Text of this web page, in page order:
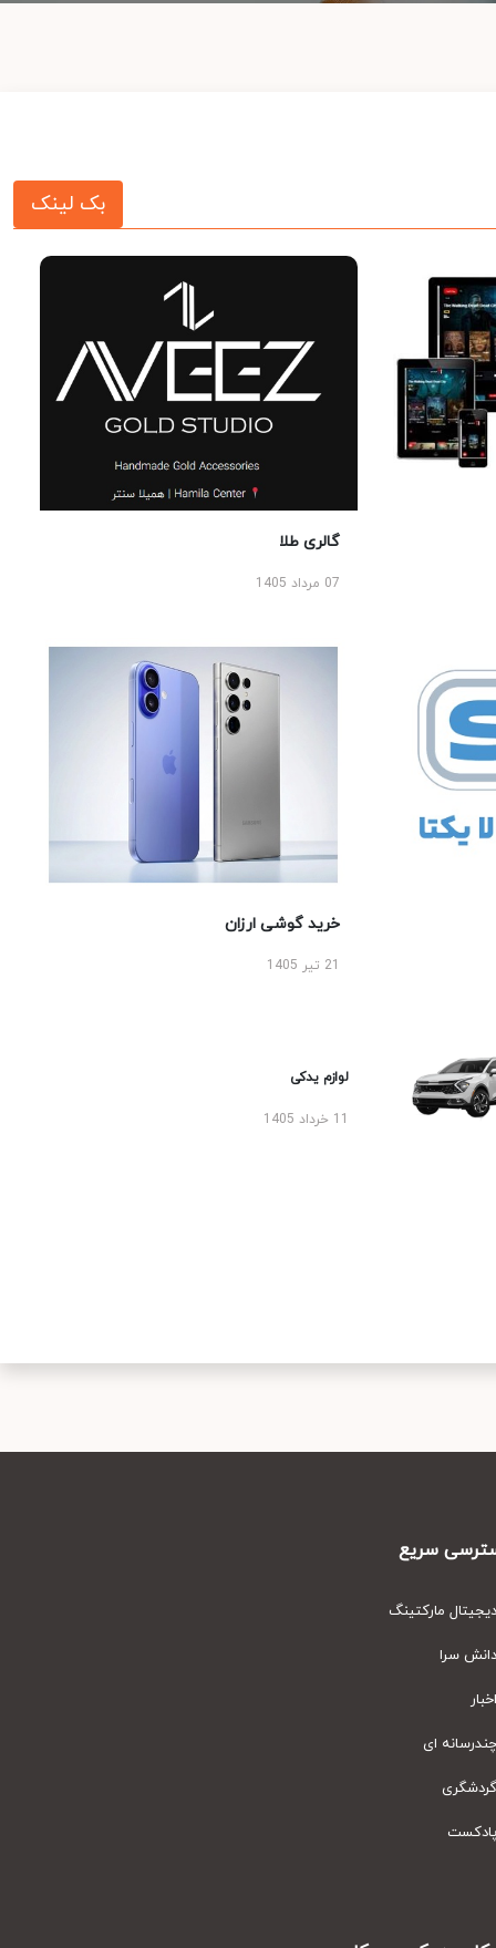
بک لینک
گالری طلا
07 مرداد 1405
خرید گوشی ارزان
لوازم یدکی
سریع
مارکتینگ
سرا
ای